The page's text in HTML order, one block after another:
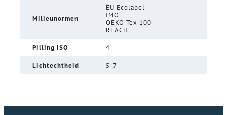
Milieunormen
EU Ecolabel
IMO
OEKO Tex 100
REACH
Pilling ISO 4
Lichtechtheid 5-7